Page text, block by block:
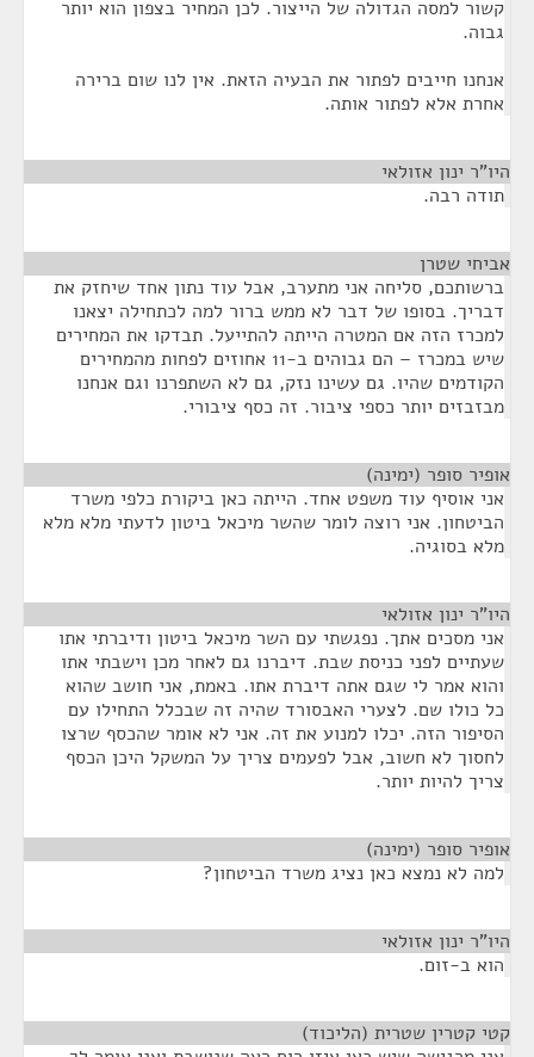
קשור למסה הגדולה של הייצור. לכן המחיר בצפון הוא יותר
גבוה.
אנחנו חייבים לפתור את הבעיה הזאת. אין לנו שום ברירה
אחרת אלא לפתור אותה.
היו"ר ינון אזולאי
תודה רבה.
אביחי שטרן
ברשותכם, סליחה אני מתערב, אבל עוד נתון אחד שיחזק את
דבריך. בסופו של דבר לא ממש ברור למה לכתחילה יצאנו
למכרז הזה אם המטרה הייתה להתייעל. תבדקו את המחירים
שיש במכרז – הם גבוהים ב-11 אחוזים לפחות מהמחירים
הקודמים שהיו. גם עשינו נזק, גם לא השתפרנו וגם אנחנו
מבזבזים יותר כספי ציבור. זה כסף ציבורי.
אופיר סופר (ימינה)
אני אוסיף עוד משפט אחד. הייתה כאן ביקורת כלפי משרד
הביטחון. אני רוצה לומר שהשר מיכאל ביטון לדעתי מלא מלא
מלא בסוגיה.
היו"ר ינון אזולאי
אני מסכים אתך. נפגשתי עם השר מיכאל ביטון ודיברתי אתו
שעתיים לפני כניסת שבת. דיברנו גם לאחר מכן וישבתי אתו
והוא אמר לי שגם אתה דיברת אתו. באמת, אני חושב שהוא
כל כולו שם. לצערי האבסורד שהיה זה שבכלל התחילו עם
הסיפור הזה. יכלו למנוע את זה. אני לא אומר שהכסף שרצו
לחסוך לא חשוב, אבל לפעמים צריך על המשקל היכן הכסף
צריך להיות יותר.
אופיר סופר (ימינה)
למה לא נמצא כאן נציג משרד הביטחון?
היו"ר ינון אזולאי
הוא ב-זום.
קטי קטרין שטרית (הליכוד)